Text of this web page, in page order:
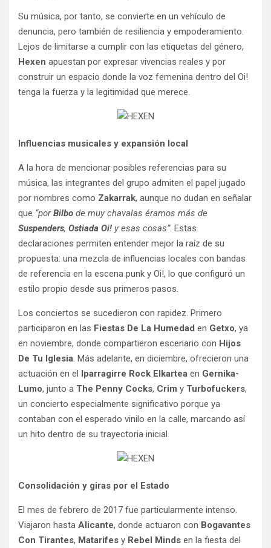
Su música, por tanto, se convierte en un vehículo de
denuncia, pero también de resiliencia y empoderamiento.
Lejos de limitarse a cumplir con las etiquetas del género,
Hexen apuestan por expresar vivencias reales y por
construir un espacio donde la voz femenina dentro del Oi!
tenga la fuerza y la legitimidad que merece.
Influencias musicales y expansión local
A la hora de mencionar posibles referencias para su
música, las integrantes del grupo admiten el papel jugado
por nombres como Zakarrak, aunque no dudan en señalar
que “porBilbo de muy chavalas éramos más de
Suspenders, Ostiada Oi! y esas cosas”. Estas
declaraciones permiten entender mejor la raíz de su
propuesta: una mezcla de influencias locales con bandas
de referencia en la escena punk y Oi!, lo que configuró un
estilo propio desde sus primeros pasos.
Los conciertos se sucedieron con rapidez. Primero
participaron en las Fiestas De La Humedad en Getxo, ya
en noviembre, donde compartieron escenario con Hijos
De Tu Iglesia. Más adelante, en diciembre, ofrecieron una
actuación en el Iparragirre Rock Elkartea en Gernika-
Lumo, junto a The Penny Cocks, Crim y Turbofuckers,
un concierto especialmente significativo porque ya
contaban con el esperado vinilo en la calle, marcando así
un hito dentro de su trayectoria inicial.
Consolidación y giras por el Estado
El mes de febrero de 2017 fue particularmente intenso.
Viajaron hasta Alicante, donde actuaron con Bogavantes
Con Tirantes, Matarifes y Rebel Minds en la fiesta del